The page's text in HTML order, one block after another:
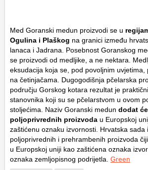
Med Goranski medun proizvodi se u
Ogulina i Plaškog na granici između
lanaca i Jadrana. Posebnost Goranskog
se proizvodi od medljike, a ne nektara.
eksudacija koja se, pod povoljnim uvjetima,
na četinjačama. Dugogodišnja pčelarska
području Gorskog kotara rezultat je
stanovnika koji su se pčelarstvom u ovom
stoljećima. Naziv Goranski medun dodat
poljoprivrednih proizvoda u Europskoj
zaštićenu oznaku izvornosti. Hrvatska sada
poljoprivrednih i prehrambenih proizvoda
u Europskoj uniji kao zaštićena oznaka
oznaka zemljopisnog podrijetla. Green